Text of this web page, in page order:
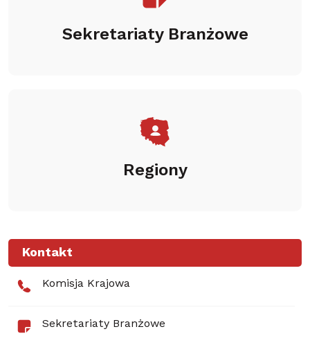
Sekretariaty Branżowe
Regiony
Kontakt
Komisja Krajowa
Sekretariaty Branżowe